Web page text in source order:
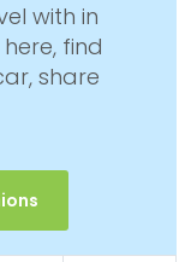
with in
find
share